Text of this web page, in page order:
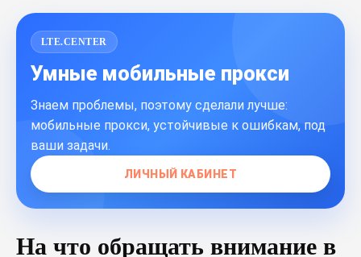
LTE.CENTER
Умные мобильные прокси
Знаем проблемы, поэтому сделали лучше:
мобильные прокси, устойчивые к ошибкам, под
ваши задачи.
ЛИЧНЫЙ КАБИНЕТ
На что обращать внимание в